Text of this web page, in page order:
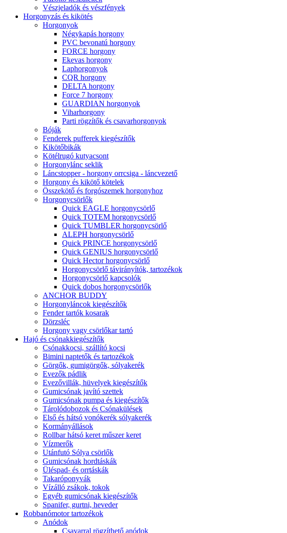
Vészjeladók és vészfények
Horgonyzás és kikötés
Horgonyok
Négykapás horgony
PVC bevonatú horgony
FORCE horgony
Ekevas horgony
Laphorgonyok
CQR horgony
DELTA horgony
Force 7 horgony
GUARDIAN horgonyok
Viharhorgony
Parti rögzítők és csavarhorgonyok
Bóják
Fenderek pufferek kiegészítők
Kikötőbikák
Kötélrugó kutyacsont
Horgonylánc seklik
Láncstopper - horgony orrcsiga - láncvezető
Horgony és kikötő kötelek
Összekötő és forgószemek horgonyhoz
Horgonycsörlők
Quick EAGLE horgonycsörlő
Quick TOTEM horgonycsörlő
Quick TUMBLER horgonycsörlő
ALEPH horgonycsörlő
Quick PRINCE horgonycsörlő
Quick GENIUS horgonycsörlő
Quick Hector horgonycsörlő
Horgonycsörlő távirányítók, tartozékok
Horgonycsörlő kapcsolók
Quick dobos horgonycsörlők
ANCHOR BUDDY
Horgonyláncok kiegészítők
Fender tartók kosarak
Dörzsléc
Horgony vagy csörlőkar tartó
Hajó és csónakkiegészítők
Csónakkocsi, szállító kocsi
Bimini naptetők és tartozékok
Görgők, gumigörgők, sólyakerék
Evezők pádlik
Evezővillák, hüvelyek kiegészítők
Gumicsónak javító szettek
Gumicsónak pumpa és kiegészítők
Tárolódobozok és Csónakülések
Első és hátsó vonókerék sólyakerék
Kormányállások
Rollbar hátsó keret műszer keret
Vízmerők
Utánfutó Sólya csörlők
Gumicsónak hordtáskák
Üléspad- és orrtáskák
Takaróponyvák
Vízálló zsákok, tokok
Egyéb gumicsónak kiegészítők
Spanifer, gurtni, heveder
Robbanómotor tartozékok
Anódok
Csavarral rögzíthető anódok